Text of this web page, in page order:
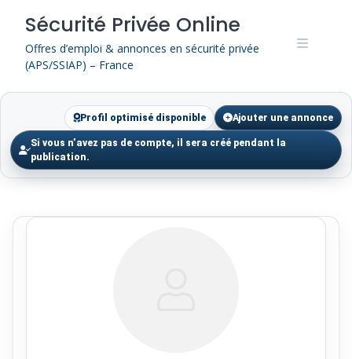
content
Sécurité Privée Online
Offres d’emploi & annonces en sécurité privée
(APS/SSIAP) – France
Profil optimisé disponible Ajouter une annonce
Si vous n’avez pas de compte, il sera créé pendant la
publication.